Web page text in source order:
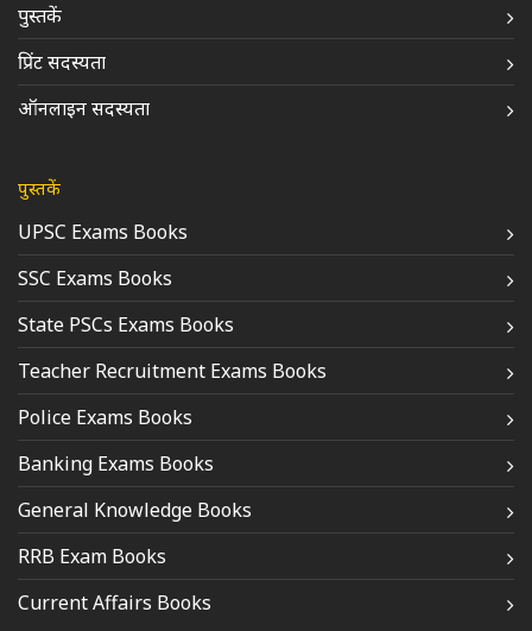
पुस्तकें
प्रिंट सदस्यता
ऑनलाइन सदस्यता
पुस्तकें
UPSC Exams Books
SSC Exams Books
State PSCs Exams Books
Teacher Recruitment Exams Books
Police Exams Books
Banking Exams Books
General Knowledge Books
RRB Exam Books
Current Affairs Books